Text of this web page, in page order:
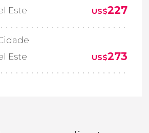
Este
US$227
Este
US$273